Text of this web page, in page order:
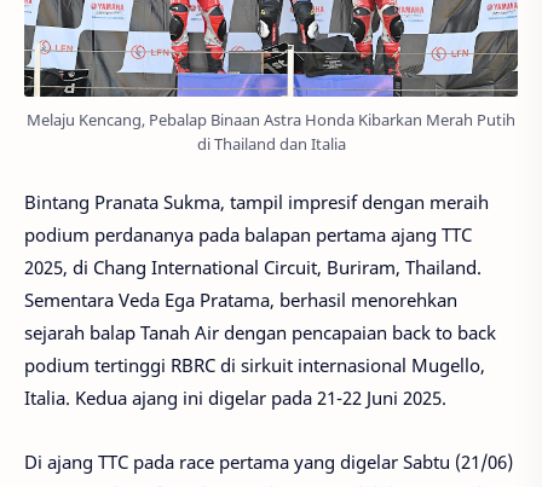
Melaju Kencang, Pebalap Binaan Astra Honda Kibarkan Merah Putih
di Thailand dan Italia
Bintang Pranata Sukma, tampil impresif dengan meraih
podium perdananya pada balapan pertama ajang TTC
2025, di Chang International Circuit, Buriram, Thailand.
Sementara Veda Ega Pratama, berhasil menorehkan
sejarah balap Tanah Air dengan pencapaian back to back
podium tertinggi RBRC di sirkuit internasional Mugello,
Italia. Kedua ajang ini digelar pada 21-22 Juni 2025.
Di ajang TTC pada race pertama yang digelar Sabtu (21/06)